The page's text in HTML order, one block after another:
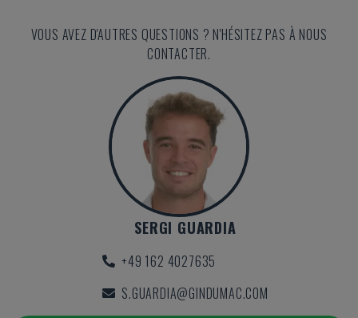
VOUS AVEZ D'AUTRES QUESTIONS ? N'HÉSITEZ PAS À NOUS
CONTACTER.
SERGI GUARDIA
+49 162 4027635
S.GUARDIA@GINDUMAC.COM